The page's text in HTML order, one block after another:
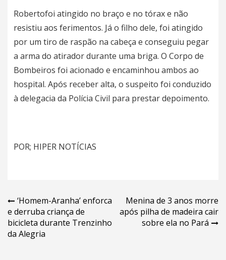
Robertofoi atingido no braço e no tórax e não
resistiu aos ferimentos. Já o filho dele, foi atingido
por um tiro de raspão na cabeça e conseguiu pegar
a arma do atirador durante uma briga. O Corpo de
Bombeiros foi acionado e encaminhou ambos ao
hospital. Após receber alta, o suspeito foi conduzido
à delegacia da Polícia Civil para prestar depoimento.
POR; HIPER NOTÍCIAS
Navegação
de
Post
‘Homem-Aranha’ enforca
e derruba criança de
bicicleta durante Trenzinho
da Alegria
Menina de 3 anos morre
após pilha de madeira cair
sobre ela no Pará